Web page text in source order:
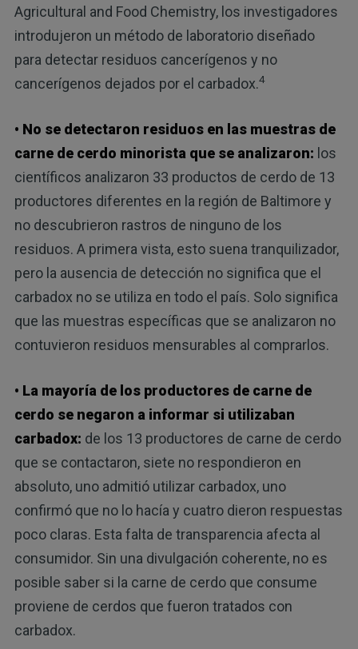
Agricultural and Food Chemistry, los investigadores
introdujeron un método de laboratorio diseñado
para detectar residuos cancerígenos y no
cancerígenos dejados por el carbadox.4
• No se detectaron residuos en las muestras de
carne de cerdo minorista que se analizaron: los
científicos analizaron 33 productos de cerdo de 13
productores diferentes en la región de Baltimore y
no descubrieron rastros de ninguno de los
residuos. A primera vista, esto suena tranquilizador,
pero la ausencia de detección no significa que el
carbadox no se utiliza en todo el país. Solo significa
que las muestras específicas que se analizaron no
contuvieron residuos mensurables al comprarlos.
• La mayoría de los productores de carne de
cerdo se negaron a informar si utilizaban
carbadox: de los 13 productores de carne de cerdo
que se contactaron, siete no respondieron en
absoluto, uno admitió utilizar carbadox, uno
confirmó que no lo hacía y cuatro dieron respuestas
poco claras. Esta falta de transparencia afecta al
consumidor. Sin una divulgación coherente, no es
posible saber si la carne de cerdo que consume
proviene de cerdos que fueron tratados con
carbadox.